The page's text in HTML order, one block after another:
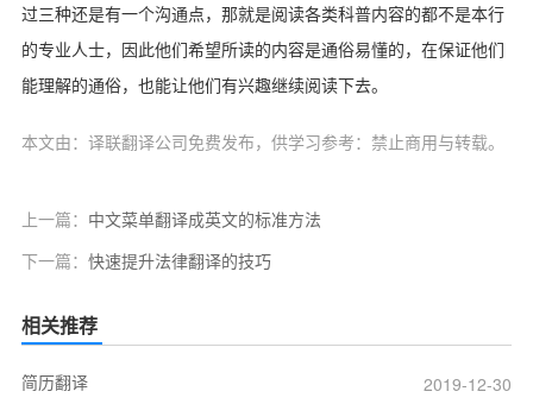
过三种还是有一个沟通点，那就是阅读各类科普内容的都不是本行
的专业人士，因此他们希望所读的内容是通俗易懂的，在保证他们
能理解的通俗，也能让他们有兴趣继续阅读下去。
本文由：译联翻译公司免费发布，供学习参考：禁止商用与转载。
上一篇： 中文菜单翻译成英文的标准方法
下一篇： 快速提升法律翻译的技巧
相关推荐
简历翻译
2019-12-30